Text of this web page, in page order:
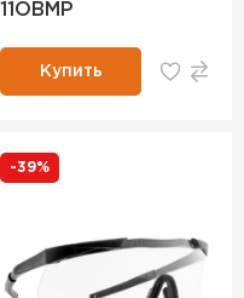
11OBMP
Купить
-39%